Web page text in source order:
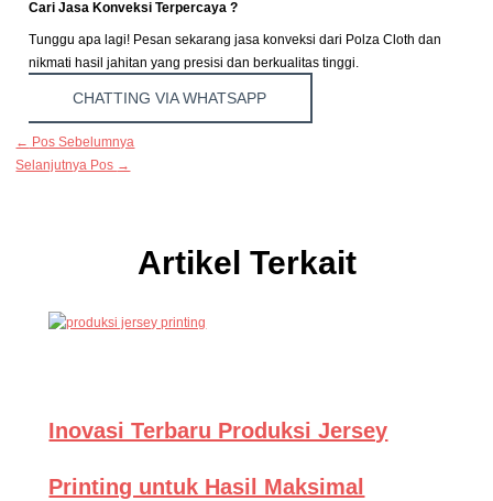
Cari Jasa Konveksi Terpercaya ?
Tunggu apa lagi! Pesan sekarang jasa konveksi dari Polza Cloth dan
nikmati hasil jahitan yang presisi dan berkualitas tinggi.
CHATTING VIA WHATSAPP
← Pos Sebelumnya
Selanjutnya Pos →
Artikel Terkait
Inovasi Terbaru Produksi Jersey
Printing untuk Hasil Maksimal